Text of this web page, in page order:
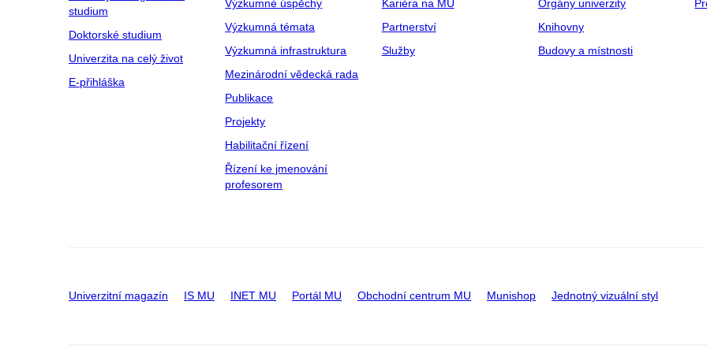
studium
Doktorské studium
Univerzita na celý život
E-přihláška
Výzkumné úspěchy
Výzkumná témata
Výzkumná infrastruktura
Mezinárodní vědecká rada
Publikace
Projekty
Habilitační řízení
Řízení ke jmenování
profesorem
Kariéra na MU
Partnerství
Služby
Orgány univerzity
Knihovny
Budovy a místnosti
Univerzitní magazín IS MU INET MU Portál MU Obchodní centrum MU Munishop Jednotný vizuální styl